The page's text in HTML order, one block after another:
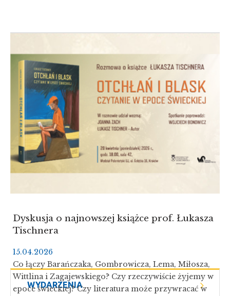
WYDARZENIA
W
UKRYTY
W
JĘZYKU.
UKRYTY
W
TEKSTACH
KULTURY
Dyskusja o najnowszej książce prof. Łukasza
Tischnera
15.04.2026
Co łączy Barańczaka, Gombrowicza, Lema, Miłosza,
Wittlina i Zagajewskiego? Czy rzeczywiście żyjemy w
epoce świeckiej? Czy literatura może przywracać w